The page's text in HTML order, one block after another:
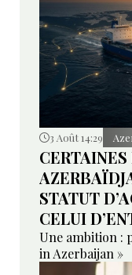
3 Août 14:29
STATUT
CELUI
Une ambition :
in Azerbaijan »